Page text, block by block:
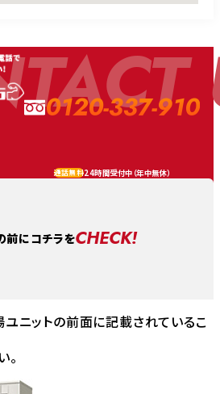
0120-337-910
通話無料24時間受付中（年中無休）
前にコチラをCHECK!
ニットの前面に記載されているこ